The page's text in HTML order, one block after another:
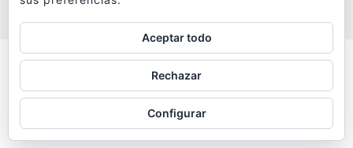
Todos los textos y fotografías de
www.viajesyfotografia.comson propiedad de su autor
y están protegidos por © Copyright
Aceptar todo
Rechazar
Configurar